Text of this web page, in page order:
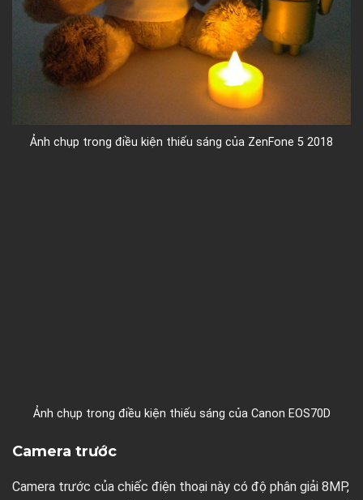
Ảnh chụp trong điều kiện thiếu sáng của ZenFone 5 2018
Ảnh chụp trong điều kiện thiếu sáng của Canon EOS70D
Camera trước
Camera trước của chiếc điện thoại này có độ phân giải 8MP,